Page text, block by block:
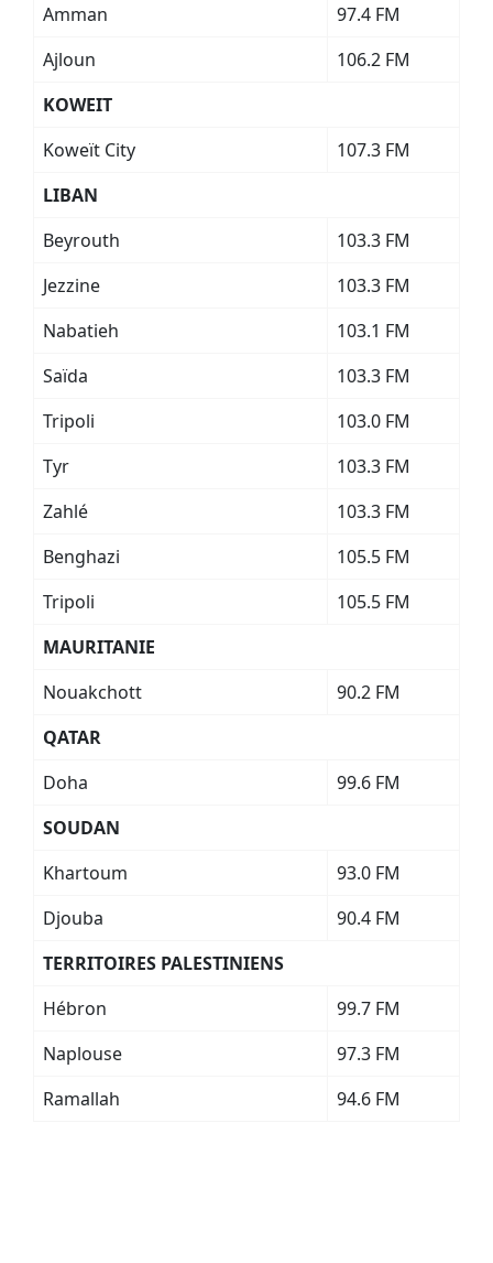
Amman
97.4 FM
Ajloun
106.2 FM
KOWEIT
Koweït City
107.3 FM
LIBAN
Beyrouth
103.3 FM
Jezzine
103.3 FM
Nabatieh
103.1 FM
Saïda
103.3 FM
Tripoli
103.0 FM
Tyr
103.3 FM
Zahlé
103.3 FM
Benghazi
105.5 FM
Tripoli
105.5 FM
MAURITANIE
Nouakchott
90.2 FM
QATAR
Doha
99.6 FM
SOUDAN
Khartoum
93.0 FM
Djouba
90.4 FM
TERRITOIRES PALESTINIENS
Hébron
99.7 FM
Naplouse
97.3 FM
Ramallah
94.6 FM